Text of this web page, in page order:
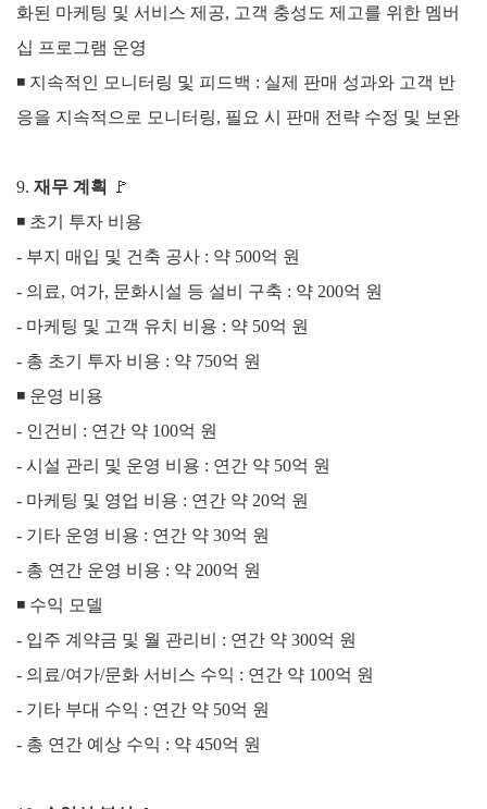
화된 마케팅 및 서비스 제공, 고객 충성도 제고를 위한 멤버
십 프로그램 운영
◾ 지속적인 모니터링 및 피드백 : 실제 판매 성과와 고객 반
응을 지속적으로 모니터링, 필요 시 판매 전략 수정 및 보완
9. 재무 계획
🚩
◾ 초기 투자 비용
- 부지 매입 및 건축 공사 : 약 500억 원
- 의료, 여가, 문화시설 등 설비 구축 : 약 200억 원
- 마케팅 및 고객 유치 비용 : 약 50억 원
- 총 초기 투자 비용 : 약 750억 원
◾ 운영 비용
- 인건비 : 연간 약 100억 원
- 시설 관리 및 운영 비용 : 연간 약 50억 원
- 마케팅 및 영업 비용 : 연간 약 20억 원
- 기타 운영 비용 : 연간 약 30억 원
- 총 연간 운영 비용 : 약 200억 원
◾ 수익 모델
- 입주 계약금 및 월 관리비 : 연간 약 300억 원
- 의료/여가/문화 서비스 수익 : 연간 약 100억 원
- 기타 부대 수익 : 연간 약 50억 원
- 총 연간 예상 수익 : 약 450억 원